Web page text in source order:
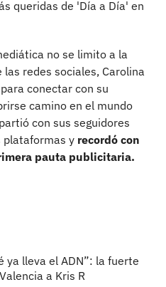
queridas de 'Día a Día' en
no se limito a la
redes sociales, Carolina
conectar con su
camino en el mundo
con sus seguidores
plataformas y recordó con
pauta publicitaria.
ya lleva el ADN”: la fuerte
a Kris R